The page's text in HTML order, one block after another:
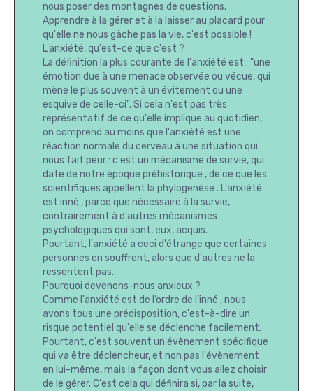
nous poser des montagnes de questions.
Apprendre à la gérer et à la laisser au placard pour
qu'elle ne nous gâche pas la vie, c'est possible !
L'anxiété, qu'est-ce que c'est ?
La définition la plus courante de l'anxiété est : "une
émotion due à une menace observée ou vécue, qui
mène le plus souvent à un évitement ou une
esquive de celle-ci". Si cela n'est pas très
représentatif de ce qu'elle implique au quotidien,
on comprend au moins que l'anxiété est une
réaction normale du cerveau à une situation qui
nous fait peur : c'est un mécanisme de survie, qui
date de notre époque préhistorique , de ce que les
scientifiques appellent la phylogenèse . L'anxiété
est inné , parce que nécessaire à la survie,
contrairement à d'autres mécanismes
psychologiques qui sont, eux, acquis.
Pourtant, l'anxiété a ceci d'étrange que certaines
personnes en souffrent, alors que d'autres ne la
ressentent pas.
Pourquoi devenons-nous anxieux ?
Comme l'anxiété est de l’ordre de l’inné , nous
avons tous une prédisposition, c'est-à-dire un
risque potentiel qu'elle se déclenche facilement.
Pourtant, c'est souvent un évènement spécifique
qui va être déclencheur, et non pas l'évènement
en lui-même, mais la façon dont vous allez choisir
de le gérer. C'est cela qui définira si, par la suite,